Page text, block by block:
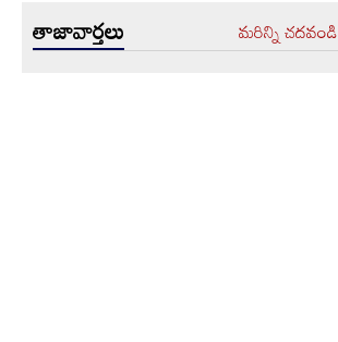
తాజావార్తలు మరిన్ని చదవండి